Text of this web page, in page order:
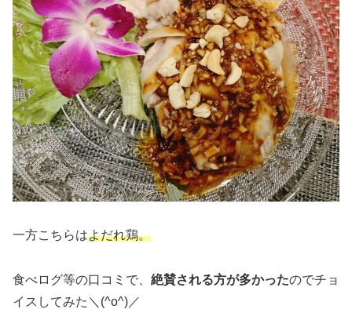
一方こちらはよだれ鶏。
食べログ等の口コミで、 絶賛される方が多かったのでチョ
イスしてみた＼(^o^)／